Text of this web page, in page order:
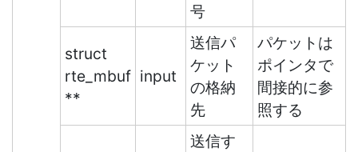
号
struct
rte_mbuf
**
input
送信パ
ケット
の格納
先
パケットは
ポインタで
間接的に参
照する
送信す